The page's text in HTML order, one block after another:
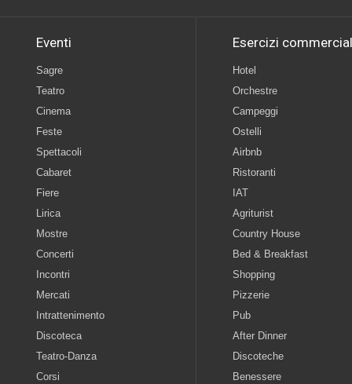
Eventi
Sagre
Teatro
Cinema
Feste
Spettacoli
Cabaret
Fiere
Lirica
Mostre
Concerti
Incontri
Mercati
Intrattenimento
Discoteca
Teatro-Danza
Corsi
Esercizi
Hotel
Orchestre
Campeggi
Ostelli
Airbnb
Ristoranti
IAT
Agriturist
Country House
Bed & Breakfast
Shopping
Pizzerie
Pub
After Dinner
Discoteche
Benessere